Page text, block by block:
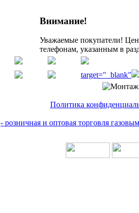
Внимание!
Уважаемые покупатели!
телефонам, указанным в
target="_blank"
Политика
- розничная и оптовая торговля